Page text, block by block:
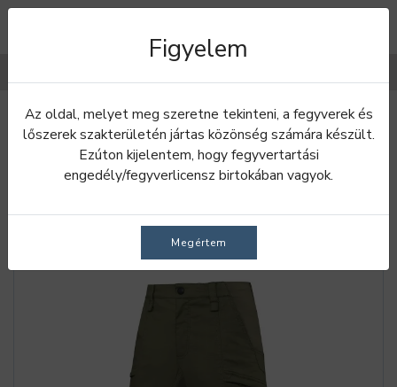
Bevezetés Nadrágok Rövidnadrágok
RÖVIDNADRÁGOK
Figyelem
Az oldal, melyet meg szeretne tekinteni, a fegyverek és
lőszerek szakterületén jártas közönség számára készült.
Ezúton kijelentem, hogy fegyvertartási
engedély/fegyverlicensz birtokában vagyok.
Megértem